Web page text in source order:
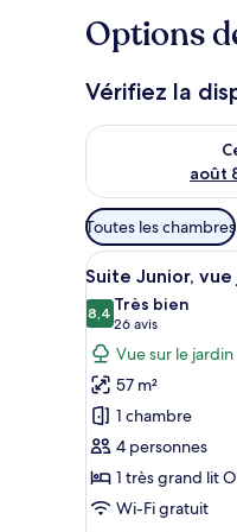
Options
Vérifiez la
août
Vérifier la
Filtres
disponibles
pour
les
chambres
Toutes les chambres
Afficher
toutes
les
photos
pour
ce
type
de
chambre :
Suite
2
Suite Junior,
8,48,4 sur 10
Très bien
26 avis
(26 avis)
Vue sur le jardin
57 m²
1 chambre
4 personnes
1 très grand lit
Wi-Fi gratuit